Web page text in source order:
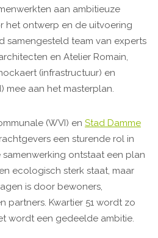
aan ambitieuze
het ontwerp en de uitvoering
samengesteld team van experts
en Atelier Romain,
(infrastructuur) en
mee aan het masterplan.
(WVI) en Stad Damme
een sturende rol in
samenwerking ontstaat een plan
ecologisch sterk staat, maar
is door bewoners,
partners. Kwartier 51 wordt zo
wordt een gedeelde ambitie.